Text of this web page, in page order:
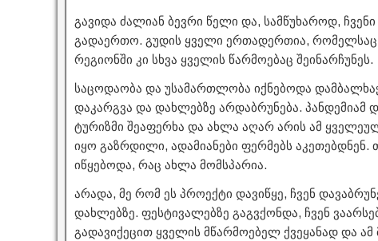
გავიდა ძალიან ბევრი წელი და, სამწუხაროდ,
გადაერთო. გუდის ყველი ერთადერთია, რომელსაც
რეგიონში კი სხვა ყველის წარმოებაც შეინარჩუნეს.
საცოდაობა და უსამართლობა იქნებოდა
დაკარგვა და დახლებზე არდაბრუნება. პანდემიამ
ტურიზმი შეაფერხა და ახლა აღარ არის ამ
იყო გაზრდილი, ადამიანები ფერმებს აკეთებდნენ.
იწყებოდა, რაც ახლა მომსპარია.
არადა, მე რომ ეს პროექტი დავიწყე, ჩვენ
დახლებზე. ფესტივალებზე გაგვქონდა, ჩვენ
გადავიქეცით ყველის მწარმოებელ ქვეყანად და